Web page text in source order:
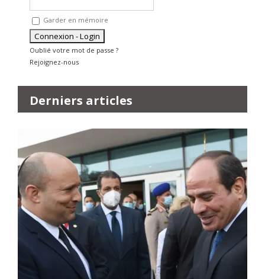
Garder en mémoire
Oublié votre mot de passe ?
Rejoignez-nous
Derniers articles